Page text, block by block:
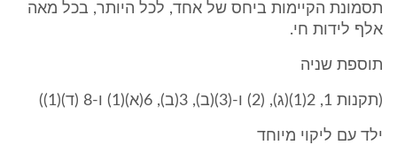
תסמונת הקיימות ביחס של אחד, לכל היותר, בכל מאה
אלף לידות חי.
תוספת שניה
(תקנות 1, 2(1)(ג), (2) ו-(3)(ב), 3(ב), 6(א)(1) ו-8 (ד)(1))
ילד עם ליקוי מיוחד